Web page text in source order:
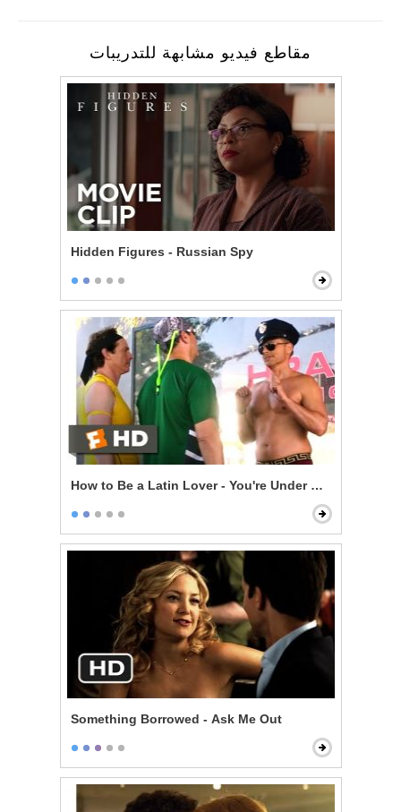
مقاطع فيديو مشابهة للتدريبات
Hidden Figures - Russian Spy
How to Be a Latin Lover - You're Under Arrest
Something Borrowed - Ask Me Out